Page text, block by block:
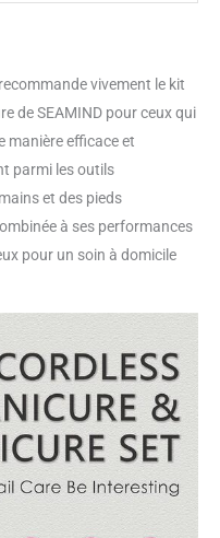
vivement le kit
de SEAMIND pour ceux qui
manière efficace et
parmi les outils
et des pieds
à ses performances
pour un soin à domicile